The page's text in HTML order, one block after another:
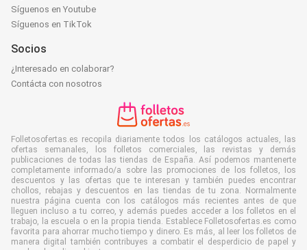
Síguenos en Youtube
Síguenos en TikTok
Socios
¿Interesado en colaborar?
Contácta con nosotros
Folletosofertas.es recopila diariamente todos los catálogos actuales, las
ofertas semanales, los folletos comerciales, las revistas y demás
publicaciones de todas las tiendas de España. Así podemos mantenerte
completamente informado/a sobre las promociones de los folletos, los
descuentos y las ofertas que te interesan y también puedes encontrar
chollos, rebajas y descuentos en las tiendas de tu zona. Normalmente
nuestra página cuenta con los catálogos más recientes antes de que
lleguen incluso a tu correo, y además puedes acceder a los folletos en el
trabajo, la escuela o en la propia tienda. Establece Folletosofertas.es como
favorita para ahorrar mucho tiempo y dinero. Es más, al leer los folletos de
manera digital también contribuyes a combatir el desperdicio de papel y